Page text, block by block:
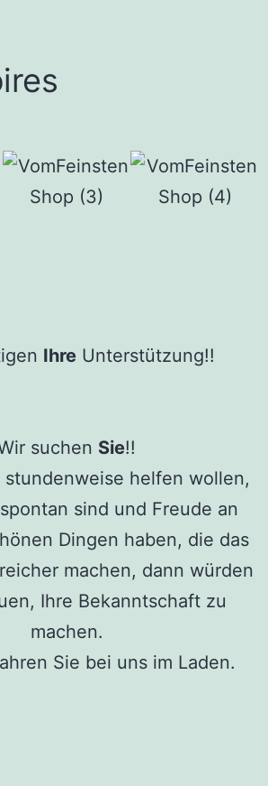
Ihre Unterstützung!!
suchen Sie!!
stundenweise helfen wollen,
sind und Freude an
Dingen haben, die das
machen, dann würden
Ihre Bekanntschaft zu
machen.
Sie bei uns im Laden.